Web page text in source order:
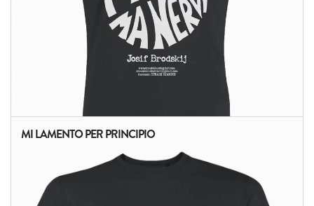
ALTRI PRODOTTI:
MI LAMENTO PER PRINCIPIO